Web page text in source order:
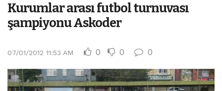
Kurumlar arası futbol turnuvası
şampiyonu Askoder
07/01/2012 11:53 AM 0 0 0